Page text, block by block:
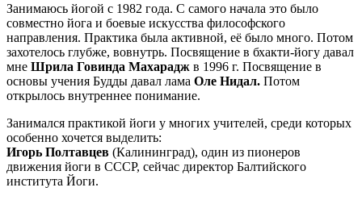
Занимаюсь йогой с 1982 года. С самого начала это было
совместно йога и боевые искусства философского
направления. Практика была активной, её было много. Потом
захотелось глубже, вовнутрь. Посвящение в бхакти-йогу давал
мне Шрила Говинда Махарадж в 1996 г. Посвящение в
основы учения Будды давал лама Оле Нидал. Потом
открылось внутреннее понимание.
Занимался практикой йоги у многих учителей, среди которых
особенно хочется выделить:
Игорь Полтавцев (Калининград), один из пионеров
движения йоги в СССР, сейчас директор Балтийского
института Йоги.